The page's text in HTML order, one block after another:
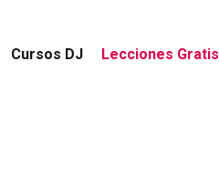
Cursos DJ Lecciones Gratis